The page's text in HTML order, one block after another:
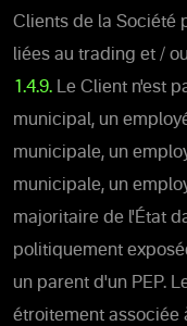
Clients de la Société
liées au trading et /
1.4.9. Le Client n'est
municipal, un
municipale, un
municipale, un
majoritaire de l'État
politiquement
un parent d'un PEP.
étroitement associée